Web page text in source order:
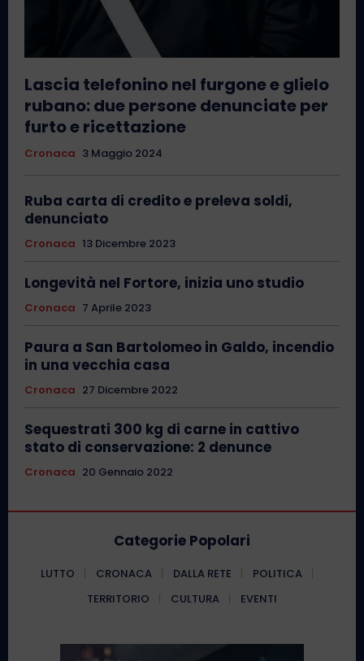
Lascia telefonino nel furgone e glielo
rubano: due persone denunciate per
furto e ricettazione
Cronaca 3 Maggio 2024
Ruba carta di credito e preleva soldi,
denunciato
Cronaca 13 Dicembre 2023
Longevità nel Fortore, inizia uno studio
Cronaca 7 Aprile 2023
Paura a San Bartolomeo in Galdo, incendio
in una vecchia casa
Cronaca 27 Dicembre 2022
Sequestrati 300 kg di carne in cattivo
stato di conservazione: 2 denunce
Cronaca 20 Gennaio 2022
Categorie Popolari
LUTTO CRONACA DALLA RETE
POLITICA
TERRITORIO
CULTURA EVENTI